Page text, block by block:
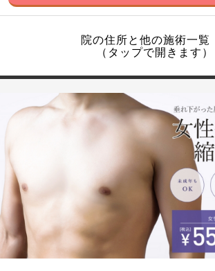
院の住所と他の施術一覧
（タップで開きます）